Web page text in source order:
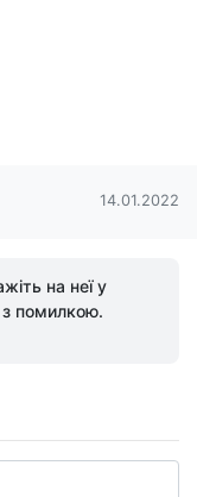
14.01.2022
на неї у
помилкою.